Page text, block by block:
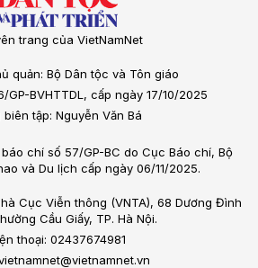
trang của VietNamNet
quản: Bộ Dân tộc và Tôn giáo
GP-BVHTTDL, cấp ngày 17/10/2025
biên tập: Nguyễn Văn Bá
chí số 57/GP-BC do Cục Báo chí, Bộ
và Du lịch cấp ngày 06/11/2025.
Cục Viễn thông (VNTA), 68 Dương Đình
Cầu Giấy, TP. Hà Nội.
thoại: 02437674981